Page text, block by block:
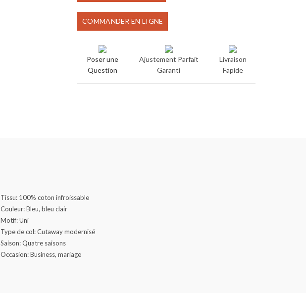
initial
était :
€80.00.
actuel
est :
€65.00.
COMMANDER EN LIGNE
Poser une
Question
Ajustement Parfait
Garanti
Livraison
Fapide
Tissu: 100% coton infroissable
Couleur: Bleu, bleu clair
Motif: Uni
Type de col: Cutaway modernisé
Saison: Quatre saisons
Occasion: Business, mariage